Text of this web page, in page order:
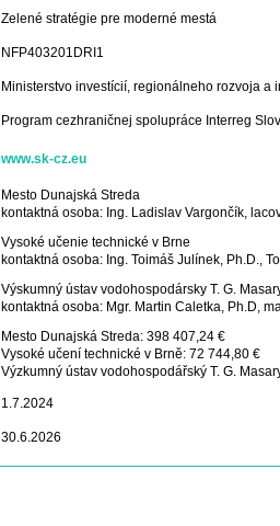
Zelené stratégie pre moderné mestá
NFP403201DRI1
Ministerstvo investícií, regionálneho rozvoja a
Program cezhraničnej spolupráce Interreg
www.sk-cz.eu
Mesto Dunajská Streda
kontaktná osoba: Ing. Ladislav Vargončík,
Vysoké učenie technické v Brne
kontaktná osoba: Ing. Toimáš Julínek, Ph.D.,
Výskumný ústav vodohospodársky T. G.
kontaktná osoba: Mgr. Martin Caletka, Ph.D,
Mesto Dunajská Streda: 398 407,24 €
Vysoké učení technické v Brně: 72 744,80 €
Výzkumný ústav vodohospodářský T. G.
1.7.2024
30.6.2026